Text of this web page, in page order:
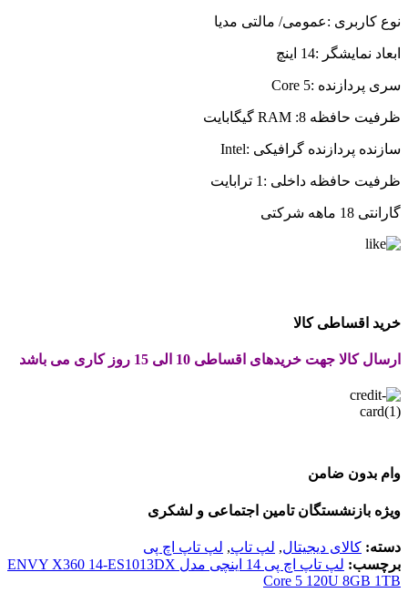
نوع کاربری :عمومی/ مالتی مدیا
ابعاد نمایشگر :14 اینچ
سری پردازنده :Core 5
ظرفیت حافظه RAM :8 گیگابایت
سازنده پردازنده گرافیکی :Intel
ظرفیت حافظه داخلی :1 ترابایت
گارانتی 18 ماهه شرکتی
خرید اقساطی کالا
ارسال کالا جهت خریدهای اقساطی 10 الی 15 روز کاری می باشد
وام بدون ضامن
ویژه بازنشستگان تامین اجتماعی و لشکری
دسته: کالای دیجیتال, لپ تاپ, لپ تاپ اچ پی
برچسب:
لپ تاپ اچ پی 14 اینچی مدل ENVY X360 14-ES1013DX
Core 5 120U 8GB 1TB